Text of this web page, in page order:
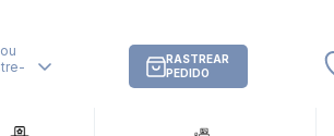
ou
RASTREAR
PEDIDO